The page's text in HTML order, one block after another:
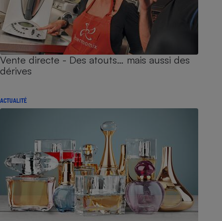
Vente directe - Des atouts… mais aussi des
dérives
ACTUALITÉ